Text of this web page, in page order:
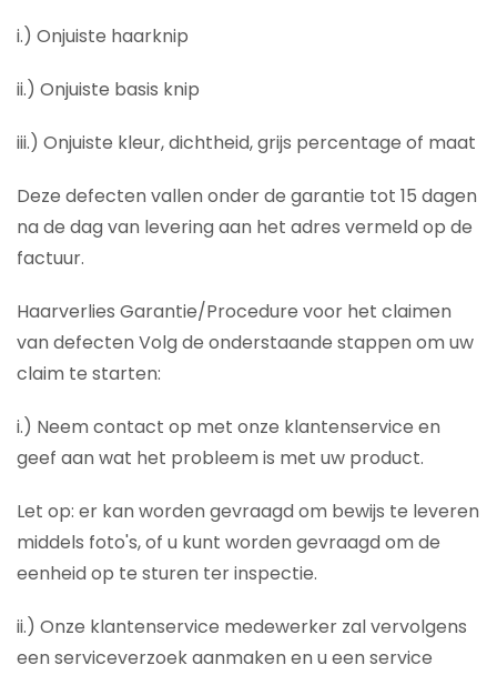
i.) Onjuiste haarknip
ii.) Onjuiste basis knip
iii.) Onjuiste kleur, dichtheid, grijs percentage of maat
Deze defecten vallen onder de garantie tot 15 dagen
na de dag van levering aan het adres vermeld op de
factuur.
Haarverlies Garantie/Procedure voor het claimen
van defecten Volg de onderstaande stappen om uw
claim te starten:
i.) Neem contact op met onze klantenservice en
geef aan wat het probleem is met uw product.
Let op: er kan worden gevraagd om bewijs te leveren
middels foto's, of u kunt worden gevraagd om de
eenheid op te sturen ter inspectie.
ii.) Onze klantenservice medewerker zal vervolgens
een serviceverzoek aanmaken en u een service